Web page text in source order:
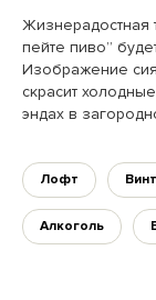
Жизнерадостная
пейте пиво”
Изображение
скрасит
эндах в
Лофт
Алкоголь